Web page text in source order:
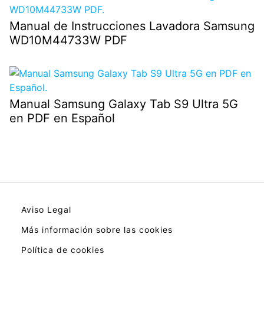
Manual de Instrucciones Lavadora Samsung
WD10M44733W PDF
Manual Samsung Galaxy Tab S9 Ultra 5G
en PDF en Español
Aviso Legal
Más información sobre las cookies
Política de cookies